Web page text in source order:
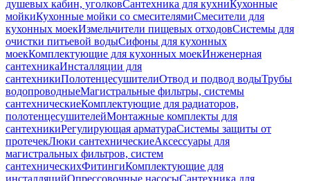
душевых кабин, уголковСантехника для кухниКухонные
мойкиКухонные мойки со смесителямиСмесители для
кухонных моекИзмельчители пищевых отходовСистемы для
очистки питьевой водыСифоны для кухонных
моекКомплектующие для кухонных моекИнженерная
сантехникаИнсталляции для
сантехникиПолотенцесушителиОтвод и подвод водыТрубы
водопроводныеМагистральные фильтры, системы
сантехническиеКомплектующие для радиаторов,
полотенцесушителейМонтажные комплекты для
сантехникиРегулирующая арматураСистемы защиты от
протечекЛюки сантехническиеАксессуары для
магистральных фильтров, систем
сантехническихФитингиКомплектующие для
инсталляцийОпрессовочные насосыСантехника для